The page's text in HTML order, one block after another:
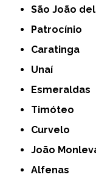
São João
Patrocínio
Caratinga
Unaí
Esmeraldas
Timóteo
Curvelo
João
Alfenas